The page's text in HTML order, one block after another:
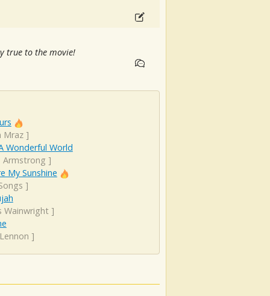
true to the movie!
Mraz]
Wonderful World
Armstrong ]
My Sunshine
]
Wainwright]
]